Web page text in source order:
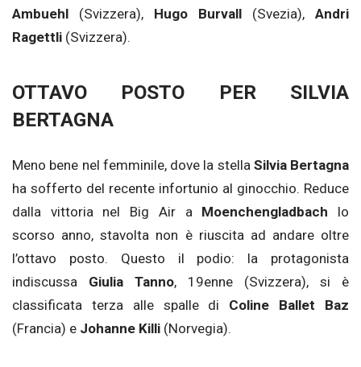
Ambuehl (Svizzera), Hugo Burvall (Svezia), Andri
Ragettli (Svizzera).
OTTAVO POSTO PER SILVIA
BERTAGNA
Meno bene nel femminile, dove la stella Silvia Bertagna
ha sofferto del recente infortunio al ginocchio. Reduce
dalla vittoria nel Big Air a Moenchengladbach lo
scorso anno, stavolta non è riuscita ad andare oltre
l’ottavo posto. Questo il podio: la protagonista
indiscussa Giulia Tanno, 19enne (Svizzera), si è
classificata terza alle spalle di Coline Ballet Baz
(Francia) e Johanne Killi (Norvegia).